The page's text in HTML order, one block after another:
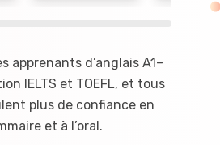
apprenants d’anglais A1–
IELTS et TOEFL, et tous
plus de confiance en
et à l’oral.